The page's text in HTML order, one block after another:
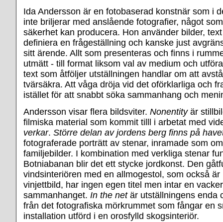
Ida Andersson är en fotobaserad konstnär som i
inte briljerar med anslående fotografier, något
säkerhet kan producera. Hon använder bilder,
definiera en frågeställning och kanske just
sitt ärende. Allt som presenteras och finns i
utmätt - till format liksom val av medium och
text som åtföljer utställningen handlar om att
tvärsäkra. Att våga dröja vid det oförklarliga och
istället för att snabbt söka sammanhang och
Andersson visar flera bildsviter. Nonentityär
filmiska material som kommit tilll i arbetat med
verkar. Större delan av jordens berg finns på
fotograferade porträtt av stenar, inramade som
familjebilder. I kombination med verkliga stenar
Botniabanan blir det ett stycke jordkonst. Den
vindsinteriören med en allmogestol, som också är
vinjettbild, har ingen egen titel men intar en
sammanhanget. In the netär utställningens enda
från det fotografiska mörkrummet som fångar en
installation utförd i en orosfylld skogsinteriör.